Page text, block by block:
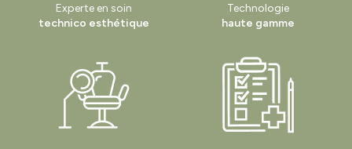
Experte en soin
technico esthétique
Technologie
haute gamme